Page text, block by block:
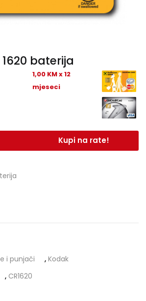
baterija
1,00 KM x 12
mjeseci
Kupi na rate!
i punjači , Kodak
, CR1620